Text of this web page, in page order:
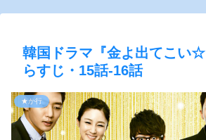
韓国ドラマ『金よ出てこい
らすじ・15話-16話
★か行